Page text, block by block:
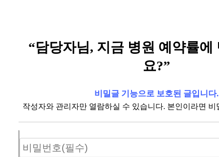
“담당자님, 지금 병원 예약률에
요?”
비밀글 기능으로 보호된 글입니다.
작성자와 관리자만 열람하실 수 있습니다. 본인이라면